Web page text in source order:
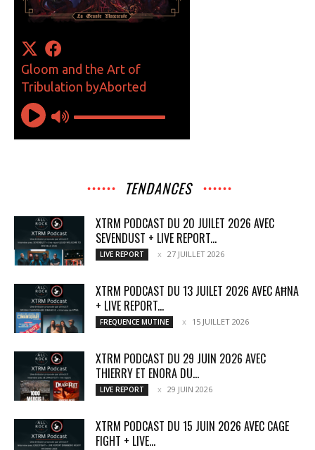
TENDANCES
XTRM PODCAST DU 20 JUILET 2026 AVEC
SEVENDUST + LIVE REPORT...
LIVE REPORT 27 JUILLET 2026
XTRM PODCAST DU 13 JUILET 2026 AVEC AĦNA
+ LIVE REPORT...
FREQUENCE MUTINE 15 JUILLET 2026
XTRM PODCAST DU 29 JUIN 2026 AVEC
THIERRY ET ENORA DU...
LIVE REPORT 29 JUIN 2026
XTRM PODCAST DU 15 JUIN 2026 AVEC CAGE
FIGHT + LIVE...